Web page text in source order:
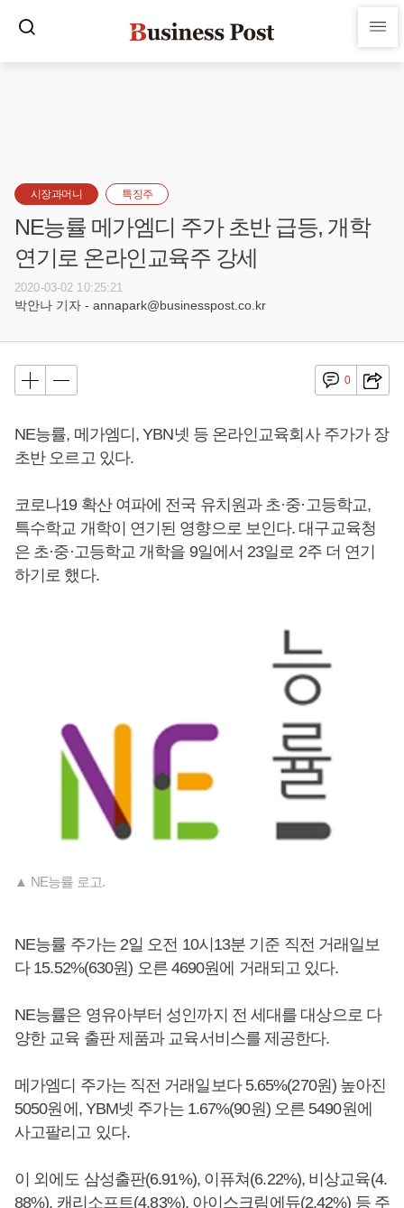
시장과머니 특징주
NE능률 메가엠디 주가 초반 급등, 개학
연기로 온라인교육주 강세
2020-03-02 10:25:21
박안나 기자 - annapark@businesspost.co.kr
0
NE능률, 메가엠디, YBN넷 등 온라인교육회사 주가가 장
초반 오르고 있다.
코로나19 확산 여파에 전국 유치원과 초·중·고등학교,
특수학교 개학이 연기된 영향으로 보인다. 대구교육청
은 초·중·고등학교 개학을 9일에서 23일로 2주 더 연기
하기로 했다.
▲ NE능률 로고.
NE능률 주가는 2일 오전 10시13분 기준 직전 거래일보
다 15.52%(630원) 오른 4690원에 거래되고 있다.
NE능률은 영유아부터 성인까지 전 세대를 대상으로 다
양한 교육 출판 제품과 교육서비스를 제공한다.
메가엠디 주가는 직전 거래일보다 5.65%(270원) 높아진
5050원에, YBM넷 주가는 1.67%(90원) 오른 5490원에
사고팔리고 있다.
이 외에도 삼성출판(6.91%), 이퓨쳐(6.22%), 비상교육(4.
88%), 캐리소프트(4.83%), 아이스크림에듀(2.42%) 등 주